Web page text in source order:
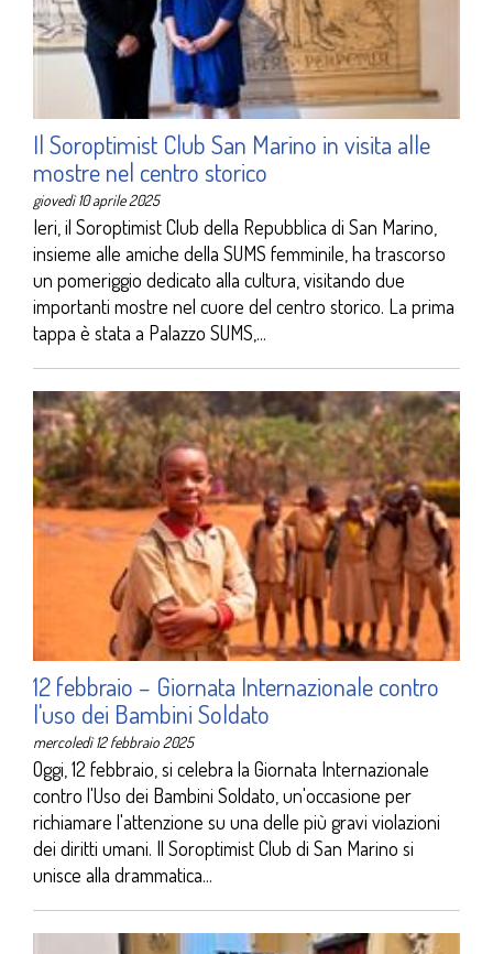
Il Soroptimist Club San Marino in visita alle
mostre nel centro storico
giovedì 10 aprile 2025
Ieri, il Soroptimist Club della Repubblica di San Marino,
insieme alle amiche della SUMS femminile, ha trascorso
un pomeriggio dedicato alla cultura, visitando due
importanti mostre nel cuore del centro storico. La prima
tappa è stata a Palazzo SUMS,...
12 febbraio – Giornata Internazionale contro
l'uso dei Bambini Soldato
mercoledì 12 febbraio 2025
Oggi, 12 febbraio, si celebra la Giornata Internazionale
contro l'Uso dei Bambini Soldato, un'occasione per
richiamare l'attenzione su una delle più gravi violazioni
dei diritti umani. Il Soroptimist Club di San Marino si
unisce alla drammatica...